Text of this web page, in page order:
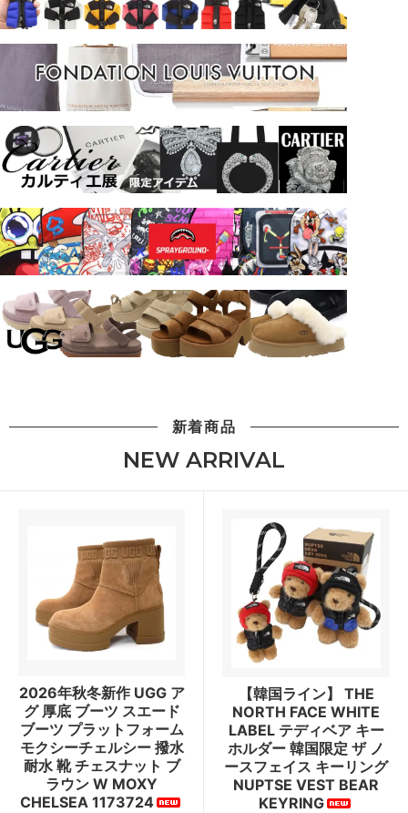
新着商品
NEW ARRIVAL
2026年秋冬新作 UGG ア
グ 厚底 ブーツ スエード
ブーツ プラットフォーム
モクシーチェルシー 撥水
耐水 靴 チェスナット ブ
ラウン W MOXY
CHELSEA 1173724
【韓国ライン】 THE
NORTH FACE WHITE
LABEL テディベア キー
ホルダー 韓国限定 ザ ノ
ースフェイス キーリング
NUPTSE VEST BEAR
KEYRING